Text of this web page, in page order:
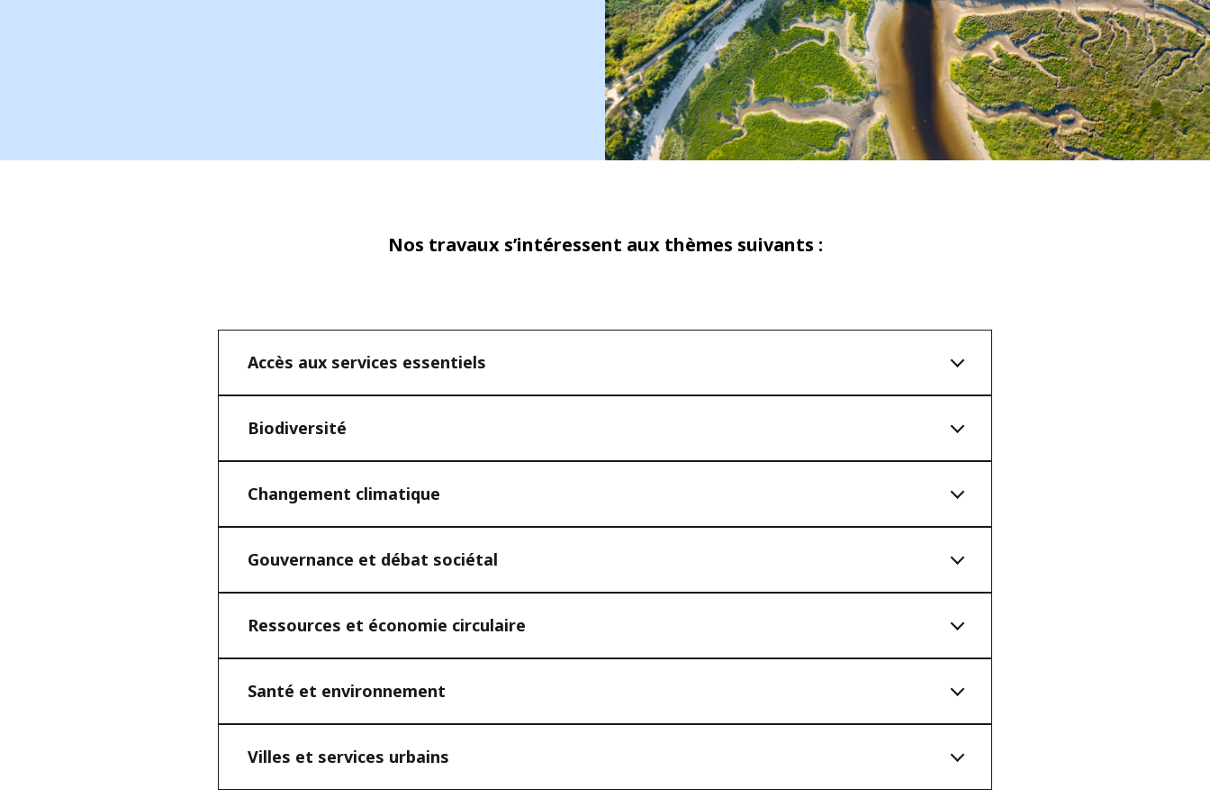
WATER TECHNOLOGIES
Nos travaux s’intéressent aux thèmes suivants :
Accès aux services essentiels
Biodiversité
Changement climatique
Gouvernance et débat sociétal
Ressources et économie circulaire
Santé et environnement
Villes et services urbains